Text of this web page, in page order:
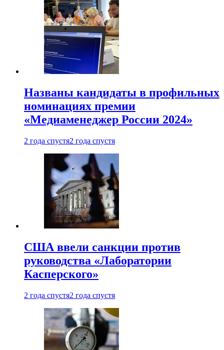
Названы кандидаты в профильных
номинациях премии
«Медиаменеджер России 2024»
2 года спустя2 года спустя
США ввели санкции против
руководства «Лаборатории
Касперского»
2 года спустя2 года спустя